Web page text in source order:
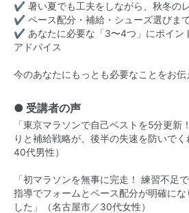
✔ 暑い夏でも工夫をしながら、秋冬の
✔ ペース配分・補給・シューズ選びま
✔ あなたに必要な「3〜4つ」にポイン
アドバイス
今のあなたにもっとも必要なことをお伝
● 受講者の声
「東京マラソンで自己ベストを5分更新
りと補給戦略が、後半の失速を防いで
40代男性）
「初マラソンを無事に完走！ 練習不足
指導でフォームとペース配分が明確に
した」（名古屋市／30代女性）